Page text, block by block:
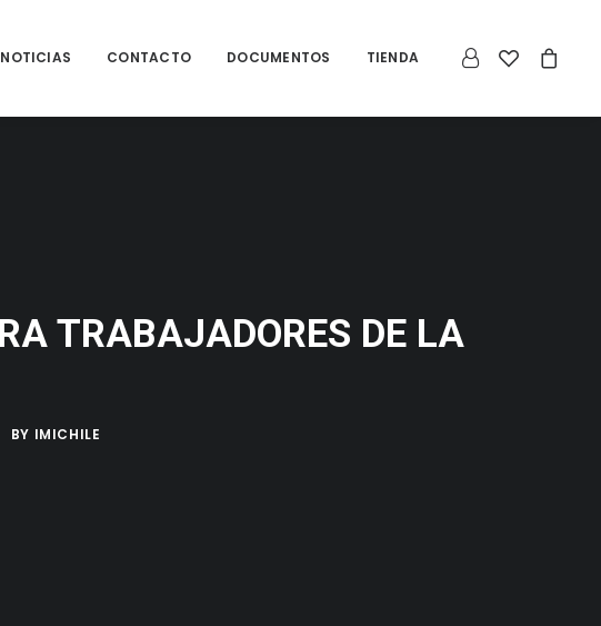
NOTICIAS CONTACTO DOCUMENTOS TIENDA
TRABAJADORES DE LA
BY IMICHILE